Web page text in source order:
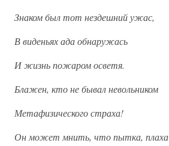
Знаком был тот нездешний ужас,
В виденьях ада обнаружась
И жизнь пожаром осветя.
Блажен, кто не бывал невольником
Метафизического страха!
Он может мнить, что пытка, плаха